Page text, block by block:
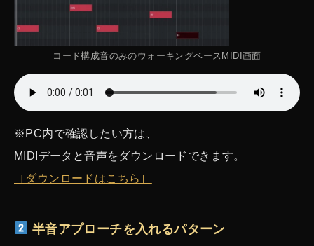
コード構成音のみのウォーキングベースMIDI画面
※PC内で確認したい方は、
MIDIデータと音声をダウンロードできます。
［ダウンロードはこちら］
半音アプローチを入れるパターン